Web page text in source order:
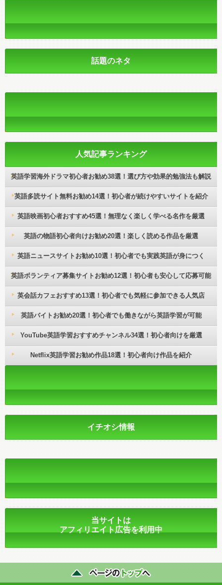
話題のネタ
人気記事ランキング
英語学習海外ドラマ初心者お勧め38選！選び方や効果的勉強法も解説
英語多読サイト無料お勧め14選！初心者が続けやすいサイトを紹介
英語映画初心者おすすめ45選！無理なく楽しく学べる名作を厳選
英語の物語初心者向けお勧め20選！楽しく読める作品を厳選
英語ニュースサイトお勧め10選！初心者でも実践英語が身につく
英語ボランティア募集サイトお勧め12選！初心者も安心して応募可能
英会話カフェおすすめ13選！初心者でも気軽に参加できる人気店
英語バイトお勧め20選！初心者でも働きながら英語学習が可能
YouTube英語学習おすすめチャンネル34選！初心者向けを厳選
Netflix英語学習お勧め作品18選！初心者向け作品を紹介
イチオシ情報
当サイトは
アフィリエイト広告を利用中